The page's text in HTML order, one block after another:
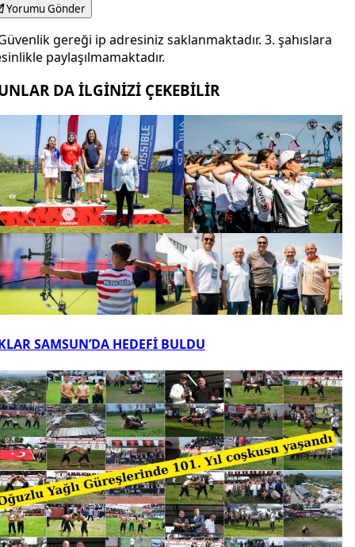
Yorumu Gönder
gereği ip adresiniz saklanmaktadır. 3. şahıslara
paylaşılmamaktadır.
DA İLGİNİZİ ÇEKEBİLİR
SAMSUN’DA HEDEFİ BULDU